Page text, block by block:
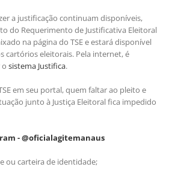
a justificação continuam disponíveis,
do Requerimento de Justificativa Eleitoral
na página do TSE e estará disponível
cartórios eleitorais. Pela internet, é
sistema Justifica.
em seu portal, quem faltar ao pleito e
junto à Justiça Eleitoral fica impedido
- @oficialagitemanaus
carteira de identidade;